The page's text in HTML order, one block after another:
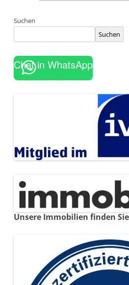
Suchen
Suchen
Chat in WhatsApp
Unsere Immobilien finden